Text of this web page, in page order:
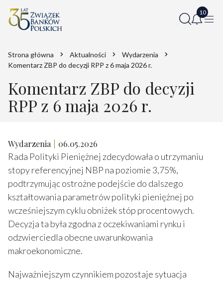
Strona główna Aktualności
Wydarzenia
Komentarz ZBP do decyzji RPP z 6 maja 2026 r.
Komentarz ZBP do decyzji
RPP z 6 maja 2026 r.
Wydarzenia 06.05.2026
Rada Polityki Pieniężnej zdecydowała o utrzymaniu
stopy referencyjnej NBP na poziomie 3,75%,
podtrzymując ostrożne podejście do dalszego
kształtowania parametrów polityki pieniężnej po
wcześniejszym cyklu obniżek stóp procentowych.
Decyzja ta była zgodna z oczekiwaniami rynku i
odzwierciedla obecne uwarunkowania
makroekonomiczne.
Najważniejszym czynnikiem pozostaje sytuacja